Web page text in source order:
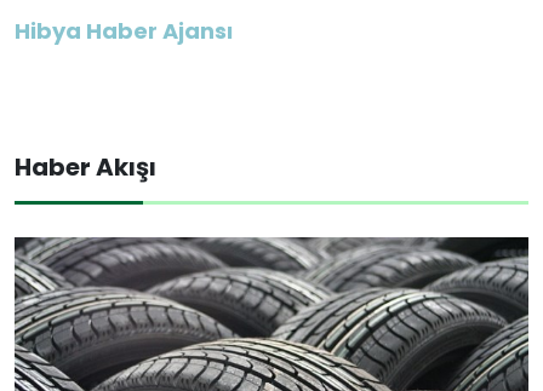
Hibya Haber Ajansı
Haber Akışı